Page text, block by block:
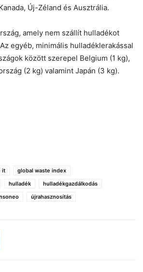
Új-Zéland és Ausztrália.
amely nem szállít hulladékot
egyéb, minimális hulladéklerakással
között szerepel Belgium (1 kg),
(2 kg) valamint Japán (3 kg).
it
global waste index
hulladék
hulladékgazdálkodás
újrahasznosítás